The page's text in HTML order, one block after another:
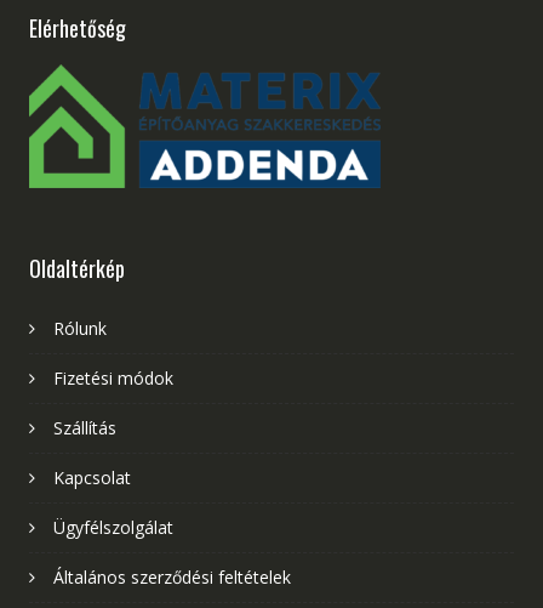
Elérhetőség
Oldaltérkép
Rólunk
Fizetési módok
Szállítás
Kapcsolat
Ügyfélszolgálat
Általános szerződési feltételek